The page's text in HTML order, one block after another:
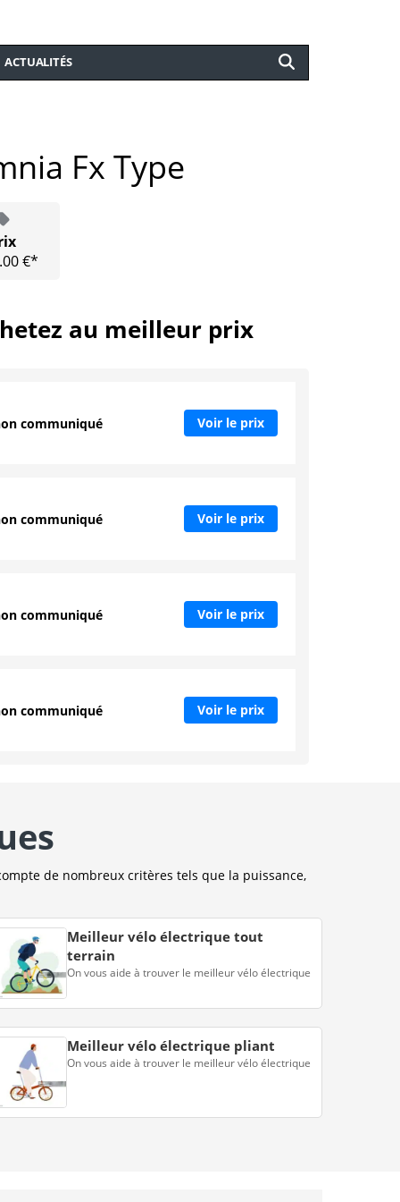
ACTUALITÉS
Fx Type
€*
au meilleur prix
communiqué Voir le prix
communiqué Voir le prix
communiqué Voir le prix
communiqué Voir le prix
de nombreux critères tels que la puissance,
Meilleur vélo électrique tout
terrain
On vous aide à trouver le meilleur vélo électrique
Meilleur vélo électrique pliant
On vous aide à trouver le meilleur vélo électrique